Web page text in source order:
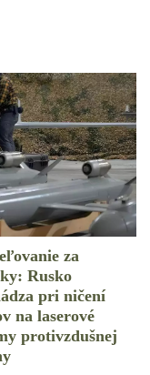
za
Rusko
pri ničení
na laserové
protivzdušnej